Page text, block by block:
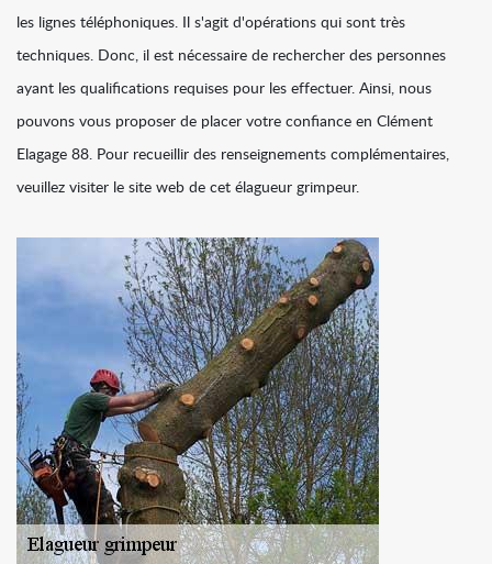
les lignes téléphoniques. Il s'agit d'opérations qui sont très
techniques. Donc, il est nécessaire de rechercher des personnes
ayant les qualifications requises pour les effectuer. Ainsi, nous
pouvons vous proposer de placer votre confiance en Clément
Elagage 88. Pour recueillir des renseignements complémentaires,
veuillez visiter le site web de cet élagueur grimpeur.